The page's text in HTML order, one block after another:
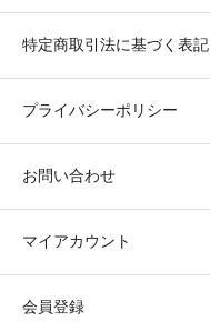
特定商取引法に基づく表記
プライバシーポリシー
お問い合わせ
マイアカウント
会員登録